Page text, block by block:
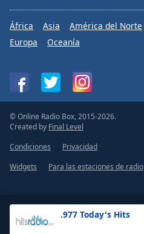
.977 Today's Hits
África Asia América del Norte
Europa
Oceanía
© Online Radio Box, 2015-2026.
Created by Final Level
Condiciones
Privacidad
Widgets
Para las estaciones de radio